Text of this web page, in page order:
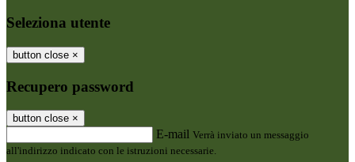
Seleziona utente
button close ×
Recupero password
button close ×
E-mail Verrà inviato un messaggio
all'indirizzo indicato con le istruzioni necessarie.